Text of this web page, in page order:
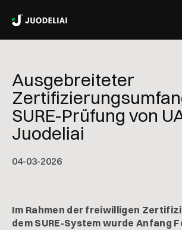
Ausgebreiteter
SURE-Prüfung von
Juodeliai
04-03-2026
Im Rahmen der freiwilligen
dem SURE-System wurde Anfang